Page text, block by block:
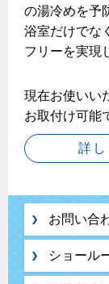
の湯冷めを予
浴室だけでな
フリーを実現
現在お使いい
お取付け可能
詳
お問い合
ショール